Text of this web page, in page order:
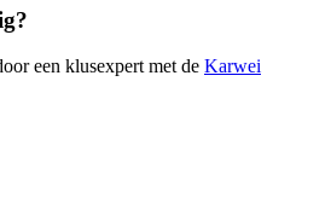
een klusexpert met de Karwei